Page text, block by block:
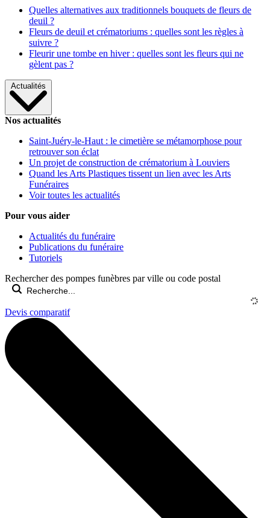
Quelles alternatives aux traditionnels bouquets de fleurs de
deuil ?
Fleurs de deuil et crématoriums : quelles sont les règles à
suivre ?
Fleurir une tombe en hiver : quelles sont les fleurs qui ne
gèlent pas ?
Actualités
Nos actualités
Saint-Juéry-le-Haut : le cimetière se métamorphose pour
retrouver son éclat
Un projet de construction de crématorium à Louviers
Quand les Arts Plastiques tissent un lien avec les Arts
Funéraires
Voir toutes les actualités
Pour vous aider
Actualités du funéraire
Publications du funéraire
Tutoriels
Rechercher des pompes funèbres par ville ou code postal
Devis comparatif